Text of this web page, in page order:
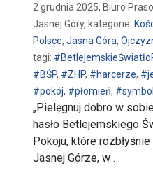
2 grudnia 2025, Biuro
Jasnej Góry, kategorie:
Polsce, Jasna Góra,
tagi:
#BŚP, #ZHP, #harcerze,
#pokój, #płomień, #symbol
„Pielęgnuj dobro w
hasło Betlejemskiego
Pokoju, które rozbłyśnie
Jasnej Górze, w …